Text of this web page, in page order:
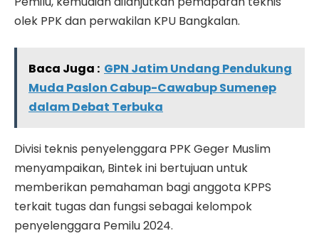
olek PPK dan perwakilan KPU Bangkalan.
Baca Juga : GPN Jatim Undang Pendukung
Muda Paslon Cabup-Cawabup Sumenep
dalam Debat Terbuka
Divisi teknis penyelenggara PPK Geger Muslim
menyampaikan, Bintek ini bertujuan untuk
memberikan pemahaman bagi anggota KPPS
terkait tugas dan fungsi sebagai kelompok
penyelenggara Pemilu 2024.